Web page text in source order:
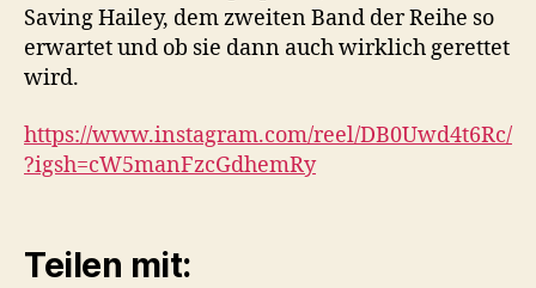
Saving Hailey, dem zweiten Band der Reihe so
erwartet und ob sie dann auch wirklich gerettet
wird.
https://www.instagram.com/reel/DB0Uwd4t6Rc/
?igsh=cW5manFzcGdhemRy
Teilen mit: